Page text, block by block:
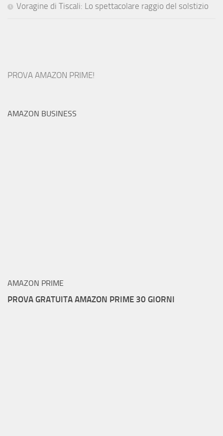
Voragine di Tiscali: Lo spettacolare raggio del solstizio
PROVA AMAZON PRIME!
AMAZON BUSINESS
AMAZON PRIME
PROVA GRATUITA AMAZON PRIME 30 GIORNI